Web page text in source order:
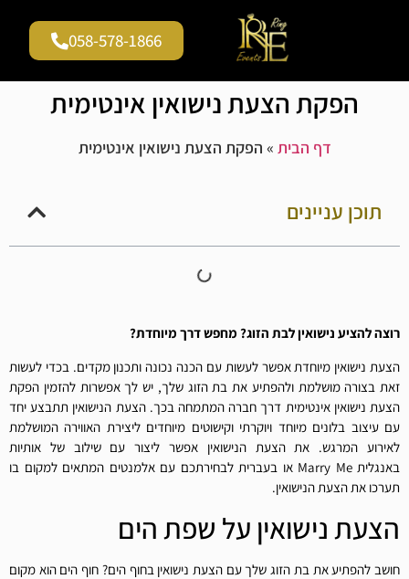
058-578-1866
הפקת הצעת נישואין אינטימית
דף הבית » הפקת הצעת נישואין אינטימית
תוכן עניינים
רוצה להציע נישואין לבת הזוג? מחפש דרך מיוחדת?
הצעת נישואין מיוחדת אפשר לעשות עם הכנה נכונה ותכנון מקדים. בכדי לעשות
זאת בצורה מושלמת ולהפתיע את בת הזוג שלך, יש לך אפשרות להזמין הפקת
הצעת נישואין אינטימית דרך חברה המתמחה בכך. הצעת הנישואין תתבצע יחד
עם עיצוב בלונים מיוחד ויוקרתי וקישוטים מיוחדים ליצירת האווירה המושלמת
לאירוע המרגש. את הצעת הנישואין אפשר ליצור עם שילוב של אותיות
באנגלית Marry Me או בעברית לבחירתכם עם אלמנטים המתאים למקום בו
תערכו את הצעת הנישואין.
הצעת נישואין על שפת הים
חושב להפתיע את בת הזוג שלך עם הצעת נישואין בחוף הים? חוף הים הוא מקום